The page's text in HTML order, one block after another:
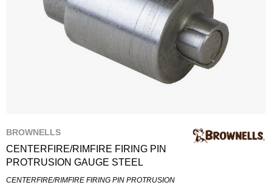
BROWNELLS
CENTERFIRE/RIMFIRE FIRING PIN
PROTRUSION GAUGE STEEL
CENTERFIRE/RIMFIRE FIRING PIN PROTRUSION